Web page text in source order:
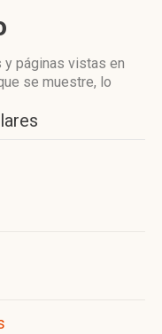
páginas vistas en
se muestre, lo